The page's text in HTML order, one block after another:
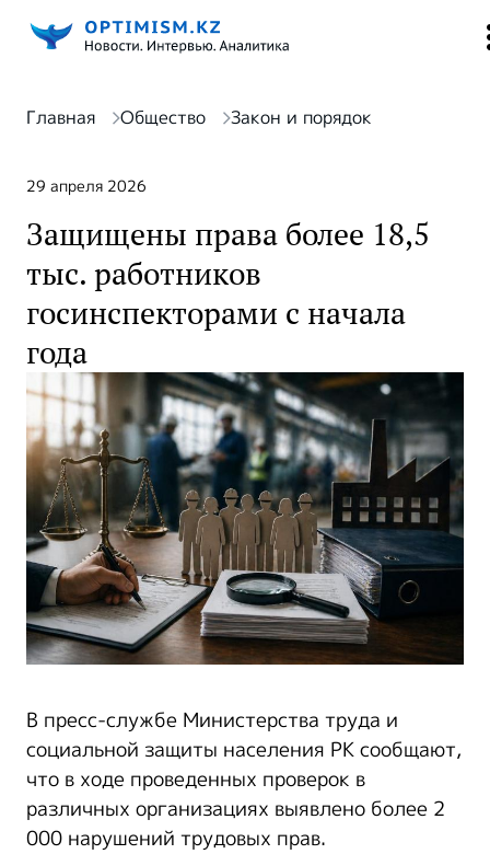
Главная Общество Закон и порядок
29 апреля 2026
Защищены права более 18,5
тыс. работников
госинспекторами с начала
года
В пресс-службе Министерства труда и
социальной защиты населения РК сообщают,
что в ходе проведенных проверок в
различных организациях выявлено более 2
000 нарушений трудовых прав.